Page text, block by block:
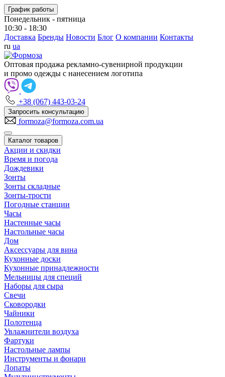
График работы
Понедельник - пятница
10:30 - 18:30
Доставка Бренды Новости Блог О компании Контакты
ru ua
Оптовая продажа рекламно-сувенирной продукции
и промо одежды с нанесением логотипа
+38 (067) 443-03-24
Запросить консультацию
formoza@formoza.com.ua
Каталог товаров
Акции и скидки
Время и погода
Дождевики
Зонты
Зонты складные
Зонты-трости
Погодные станции
Часы
Настенные часы
Настольные часы
Дом
Аксессуары для вина
Кухонные доски
Кухонные принадлежности
Мельницы для специй
Наборы для сыра
Свечи
Сковородки
Чайники
Полотенца
Увлажнители воздуха
Фартуки
Настольные лампы
Инструменты и фонари
Лопаты